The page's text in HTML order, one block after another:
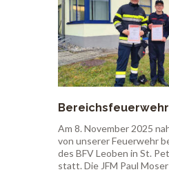
Am 8. November 2025
von unserer Feuerwehr
des BFV Leoben in St.
statt. Die JFM Paul Moser